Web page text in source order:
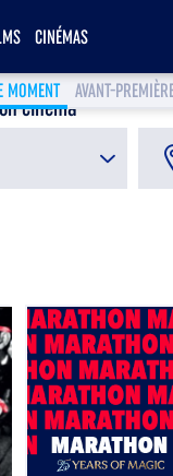
CINÉMAS
cinéma
MOMENT AVANT-